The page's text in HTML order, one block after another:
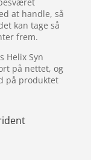
at handle, så
kan tage så
frem.
Helix Syn
på nettet, og
på produktet